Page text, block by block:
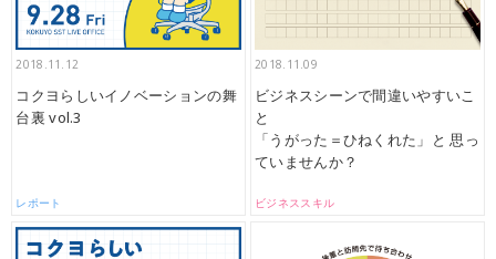
2018.11.12
コクヨらしいイノベーションの舞
台裏 vol.3
レポート
2018.11.09
ビジネスシーンで間違いやすいこ
と
「うがった＝ひねくれた」と 思っ
ていませんか？
ビジネススキル